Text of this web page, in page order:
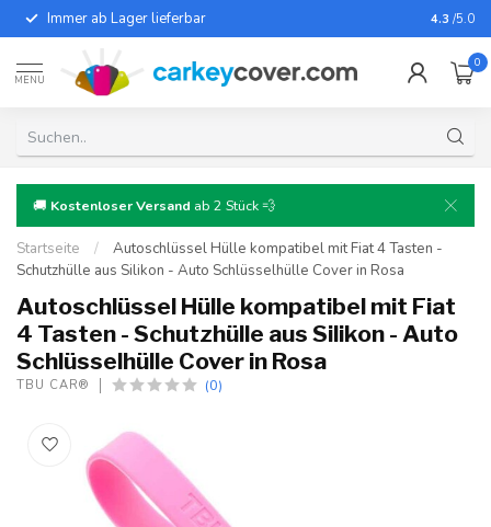
Immer ab Lager lieferbar Für fast
4.3 /5.0
MENU
0
🚚 Kostenloser Versand ab 2 Stück 💨
Startseite /
Autoschlüssel Hülle kompatibel mit Fiat 4 Tasten -
Schutzhülle aus Silikon - Auto Schlüsselhülle Cover in Rosa
Autoschlüssel Hülle kompatibel mit Fiat
4 Tasten - Schutzhülle aus Silikon - Auto
Schlüsselhülle Cover in Rosa
TBU CAR® (0)